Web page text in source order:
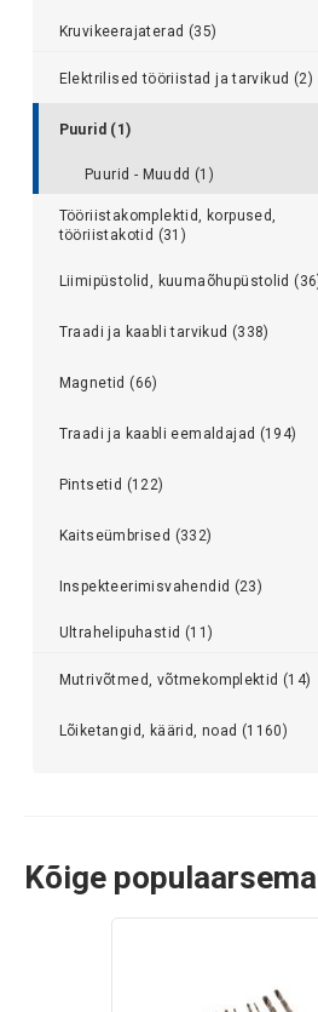
Kruvikeerajaterad (35)
Elektrilised tööriistad ja tarvikud (2)
Puurid (1)
Puurid - Muudd (1)
Tööriistakomplektid, korpused,
tööriistakotid (31)
Liimipüstolid, kuumaõhupüstolid
Traadi ja kaabli tarvikud (338)
Magnetid (66)
Traadi ja kaabli eemaldajad (194)
Pintsetid (122)
Kaitseümbrised (332)
Inspekteerimisvahendid (23)
Ultrahelipuhastid (11)
Mutrivõtmed, võtmekomplektid (14)
Lõiketangid, käärid, noad (1160)
Kõige